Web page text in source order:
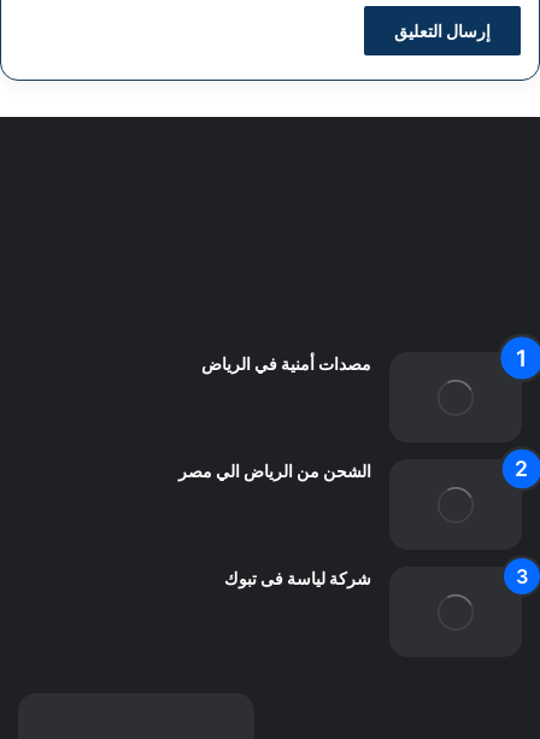
مصدات أمنية في الرياض
الشحن من الرياض الي مصر
شركة لياسة فى تبوك